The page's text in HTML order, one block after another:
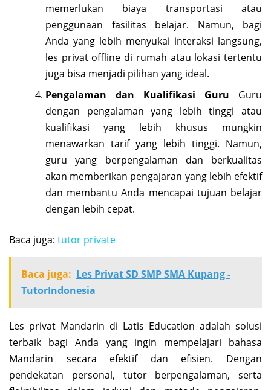
memerlukan biaya transportasi atau
penggunaan fasilitas belajar. Namun, bagi
Anda yang lebih menyukai interaksi langsung,
les privat offline di rumah atau lokasi tertentu
juga bisa menjadi pilihan yang ideal.
Pengalaman dan Kualifikasi Guru Guru
dengan pengalaman yang lebih tinggi atau
kualifikasi yang lebih khusus mungkin
menawarkan tarif yang lebih tinggi. Namun,
guru yang berpengalaman dan berkualitas
akan memberikan pengajaran yang lebih efektif
dan membantu Anda mencapai tujuan belajar
dengan lebih cepat.
Baca juga: tutor private
Baca juga: Les Privat SD SMP SMA Kupang -
TutorIndonesia
Les privat Mandarin di Latis Education adalah solusi
terbaik bagi Anda yang ingin mempelajari bahasa
Mandarin secara efektif dan efisien. Dengan
pendekatan personal, tutor berpengalaman, serta